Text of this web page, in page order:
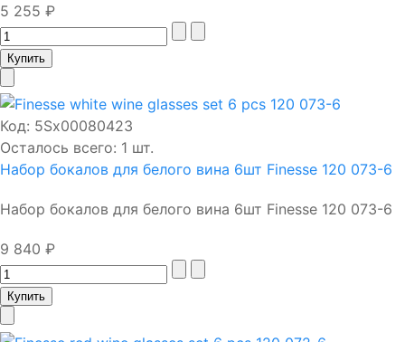
5 255 ₽
Код: 5Sх00080423
Осталось всего: 1 шт.
Набор бокалов для белого вина 6шт Finesse 120 073-6
Набор бокалов для белого вина 6шт Finesse 120 073-6
9 840 ₽